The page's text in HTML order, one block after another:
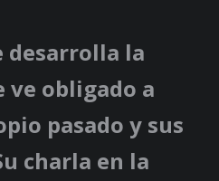
desarrolla la
ve obligado a
pasado y sus
charla en la